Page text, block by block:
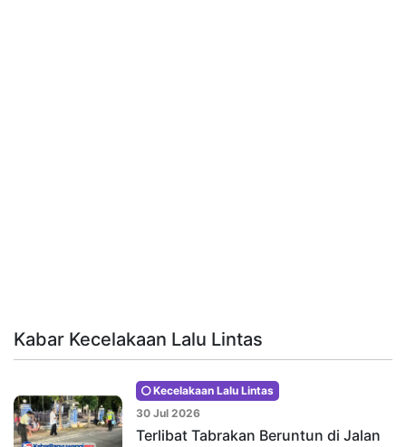
Kabar Kecelakaan Lalu Lintas
Kecelakaan Lalu Lintas
30 Jul 2026
Terlibat Tabrakan Beruntun di Jalan